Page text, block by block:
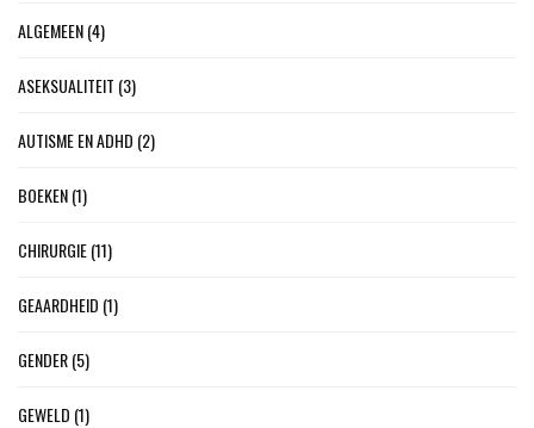
ALGEMEEN(4)
ASEKSUALITEIT (3)
AUTISME EN ADHD (2)
BOEKEN(1)
CHIRURGIE(11)
GEAARDHEID (1)
GENDER(5)
GEWELD (1)